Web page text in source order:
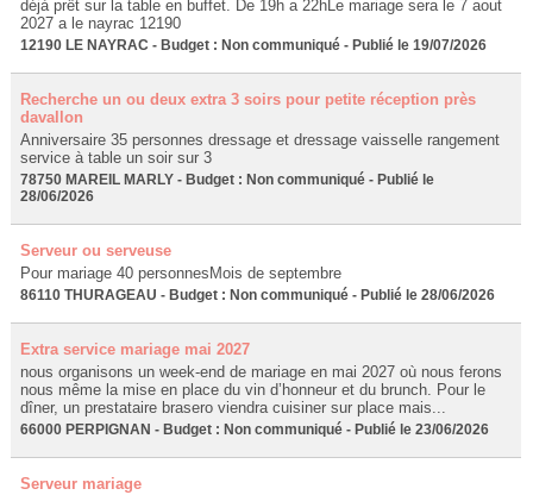
déjà prêt sur la table en buffet. De 19h a 22hLe mariage sera le 7 aout
2027 a le nayrac 12190
12190 LE NAYRAC - Budget : Non communiqué - Publié le 19/07/2026
Recherche un ou deux extra 3 soirs pour petite réception près
davallon
Anniversaire 35 personnes dressage et dressage vaisselle rangement
service à table un soir sur 3
78750 MAREIL MARLY - Budget : Non communiqué - Publié le
28/06/2026
Serveur ou serveuse
Pour mariage 40 personnesMois de septembre
86110 THURAGEAU - Budget : Non communiqué - Publié le 28/06/2026
Extra service mariage mai 2027
nous organisons un week-end de mariage en mai 2027 où nous ferons
nous même la mise en place du vin d’honneur et du brunch. Pour le
dîner, un prestataire brasero viendra cuisiner sur place mais...
66000 PERPIGNAN - Budget : Non communiqué - Publié le 23/06/2026
Serveur mariage